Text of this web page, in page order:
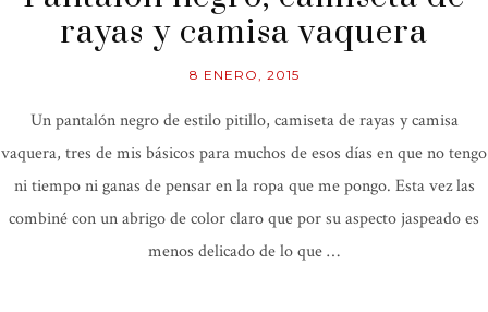
rayas y camisa vaquera
8 ENERO, 2015
Un pantalón negro de estilo pitillo, camiseta de rayas y camisa
vaquera, tres de mis básicos para muchos de esos días en que no tengo
ni tiempo ni ganas de pensar en la ropa que me pongo. Esta vez las
combiné con un abrigo de color claro que por su aspecto jaspeado es
menos delicado de lo que …